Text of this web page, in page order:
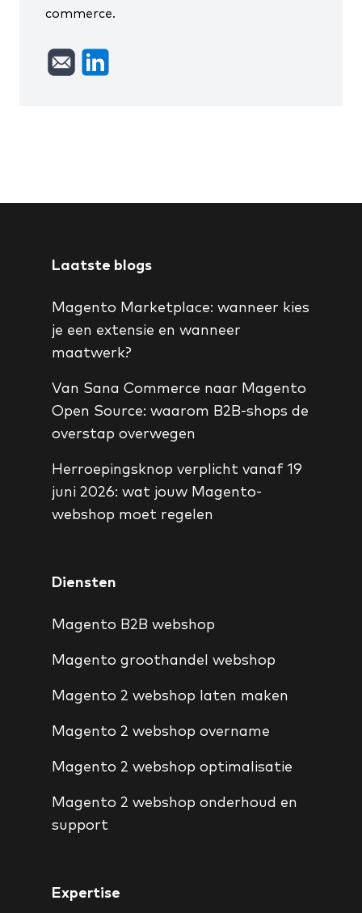
commerce.
Laatste blogs
Magento Marketplace: wanneer kies
je een extensie en wanneer
maatwerk?
Van Sana Commerce naar Magento
Open Source: waarom B2B-shops de
overstap overwegen
Herroepingsknop verplicht vanaf 19
juni 2026: wat jouw Magento-
webshop moet regelen
Diensten
Magento B2B webshop
Magento groothandel webshop
Magento 2 webshop laten maken
Magento 2 webshop overname
Magento 2 webshop optimalisatie
Magento 2 webshop onderhoud en
support
Expertise